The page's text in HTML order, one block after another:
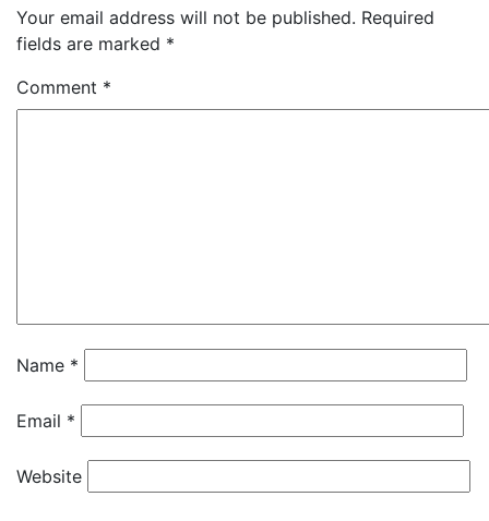
Your email address will not be published. Required
fields are marked *
Comment *
Name *
Email *
Website